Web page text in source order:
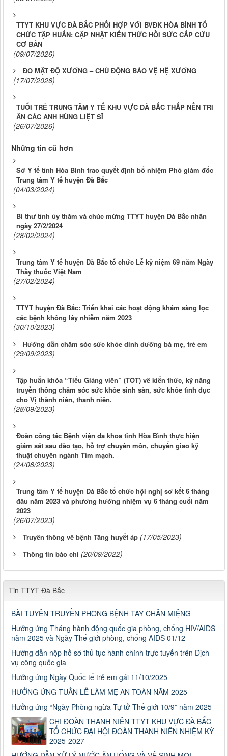
TTYT KHU VỰC ĐÀ BẮC PHỐI HỢP VỚI BVĐK HÒA BÌNH TỔ
CHỨC TẬP HUẤN: CẬP NHẬT KIẾN THỨC HỒI SỨC CẤP CỨU
CƠ BẢN
(09/07/2026)
ĐO MẬT ĐỘ XƯƠNG – CHỦ ĐỘNG BẢO VỆ HỆ XƯƠNG
(17/07/2026)
TUỔI TRẺ TRUNG TÂM Y TẾ KHU VỰC ĐÀ BẮC THẮP NẾN TRI
ÂN CÁC ANH HÙNG LIỆT SĨ
(26/07/2026)
Những tin cũ hơn
Sở Y tế tỉnh Hòa Bình trao quyết định bổ nhiệm Phó giám đốc
Trung tâm Y tế huyện Đà Bắc
(04/03/2024)
Bí thư tỉnh ủy thăm và chúc mừng TTYT huyện Đà Bắc nhân
ngày 27/2/2024
(28/02/2024)
Trung tâm Y tế huyện Đà Bắc tổ chức Lễ kỷ niệm 69 năm Ngày
Thầy thuốc Việt Nam
(27/02/2024)
TTYT huyện Đà Bắc: Triển khai các hoạt động khám sàng lọc
các bệnh không lây nhiễm năm 2023
(30/10/2023)
Hướng dẫn chăm sóc sức khỏe dinh dưỡng bà mẹ, trẻ em
(29/09/2023)
Tập huấn khóa “Tiểu Giảng viên” (TOT) về kiến thức, kỹ năng
truyền thông chăm sóc sức khỏe sinh sản, sức khỏe tình dục
cho Vị thành niên, thanh niên.
(28/09/2023)
Đoàn công tác Bệnh viện đa khoa tỉnh Hòa Bình thực hiện
giám sát sau đào tạo, hỗ trợ chuyên môn, chuyển giao kỹ
thuật chuyên ngành Tim mạch.
(24/08/2023)
Trung tâm Y tế huyện Đà Bắc tổ chức hội nghị sơ kết 6 tháng
đầu năm 2023 và phương hướng nhiệm vụ 6 tháng cuối năm
2023
(26/07/2023)
Truyền thông về bệnh Tăng huyết áp (17/05/2023)
Thông tin báo chí (20/09/2022)
Tin TTYT Đà Bắc
BÀI TUYÊN TRUYỀN PHÒNG BỆNH TAY CHÂN MIỆNG
Hưởng ứng Tháng hành động quốc gia phòng, chống HIV/AIDS
năm 2025 và Ngày Thế giới phòng, chống AIDS 01/12
Hướng dẫn nộp hồ sơ thủ tục hành chính trực tuyến trên Dịch
vụ công quốc gia
Hưởng ứng Ngày Quốc tế trẻ em gái 11/10/2025
HƯỞNG ỨNG TUẦN LỄ LÀM MẸ AN TOÀN NĂM 2025
Hưởng ứng “Ngày Phòng ngừa Tự tử Thế giới 10/9” năm 2025
CHI ĐOÀN THANH NIÊN TTYT KHU VỰC ĐÀ BẮC
TỔ CHỨC ĐẠI HỘI ĐOÀN THANH NIÊN NHIỆM KỲ
2025-2027